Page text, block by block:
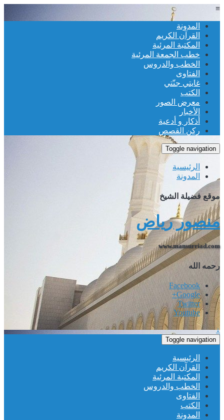
≡
المدونة
القرآن الكريم
المكتبة المرئية
خطب الجمعة المرئية
الخطب والدروس
الفتاوى
غايتي جنّتي
الكتب
معرض الصور
الأخبار
أذكار و أدعية
ركن القصص
Toggle navigation
الرئيسية
المدونة
موقع فضيلة الشيخ
منصور رياض
www.mansurriad.com
رحمه الله
Facebook
Google+
Twitter
Youtube
↓
Toggle navigation
الرئيسية
القرآن الكريم
المكتبة المرئية
الخطب والدروس
الفتاوى
الكتب
المدونة